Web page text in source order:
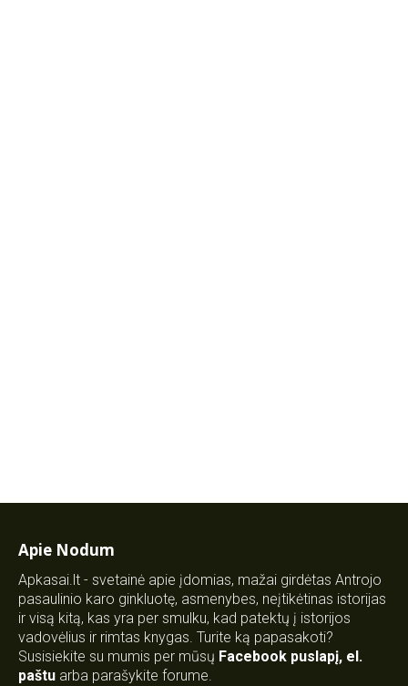
Apie Nodum
Apkasai.lt - svetainė apie įdomias, mažai girdėtas Antrojo
pasaulinio karo ginkluotę, asmenybes, neįtikėtinas istorijas
ir visą kitą, kas yra per smulku, kad patektų į istorijos
vadovėlius ir rimtas knygas. Turite ką papasakoti?
Susisiekite su mumis per mūsų Facebook puslapį, el.
paštu arba parašykite forume.